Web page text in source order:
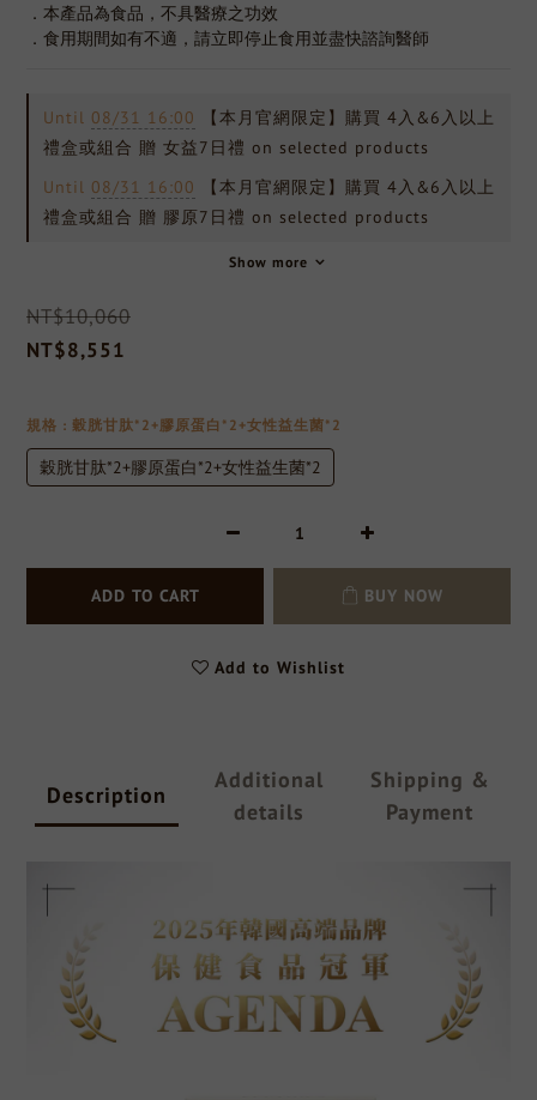
．本產品為食品，不具醫療之功效
．食用期間如有不適，請立即停止食用並盡快諮詢醫師
Until 08/31 16:00
【本月官網限定】購買 4入&6入以上
禮盒或組合 贈 女益7日禮 on selected products
Until 08/31 16:00
【本月官網限定】購買 4入&6入以上
禮盒或組合 贈 膠原7日禮 on selected products
Show more
NT$10,060
NT$8,551
規格 : 穀胱甘肽*2+膠原蛋白*2+女性益生菌*2
穀胱甘肽*2+膠原蛋白*2+女性益生菌*2
ADD TO CART BUY NOW
Add to Wishlist
Description
Additional
details
Shipping &
Payment